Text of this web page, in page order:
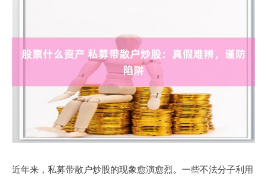
近年来，私募带散户炒股的现象愈演愈烈。一些不法分子利用